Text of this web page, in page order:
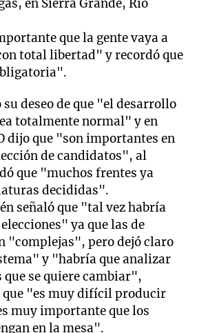
en Sierra Grande, Río
que la gente vaya a
total libertad" y recordó que
deseo de que "el desarrollo
totalmente normal" y en
dijo que "son importantes en
de candidatos", al
que "muchos frentes ya
decididas".
señaló que "tal vez habría
ya que las de
"complejas", pero dejó claro
y "habría que analizar
que se quiere cambiar",
que "es muy difícil producir
muy importante que los
en la mesa".